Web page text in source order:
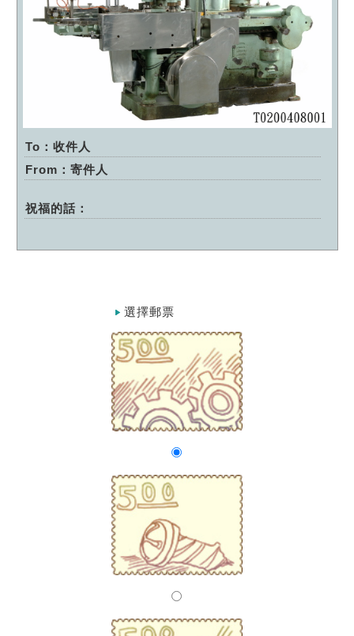
To：收件人
From：寄件人
祝福的話：
選擇郵票